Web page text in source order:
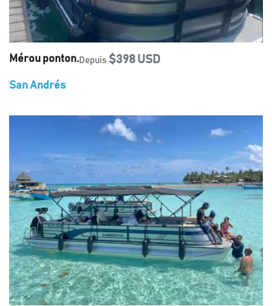
Mérou ponton.Depuis $398 USD
San Andrés